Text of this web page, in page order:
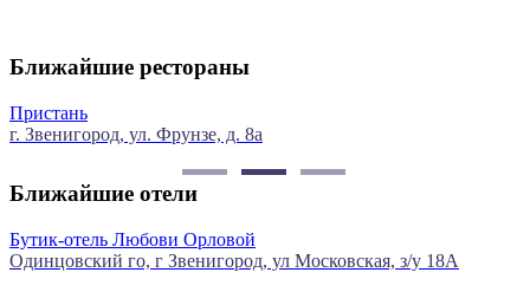
Ближайшие рестораны
Ресторан «Белая Ворона»
Звенигород, Почтовая ул., 13/10
Ближайшие отели
Гостиница «Звенигород»
г. Звенигород, ул. Московская, д.29